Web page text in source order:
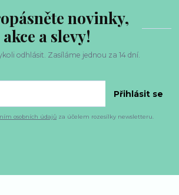
novinky,
akce a slevy!
odhlásit. Zasíláme jednou za 14 dní.
Přihlásit se
osobních údajů za účelem rozesílky newsletteru.